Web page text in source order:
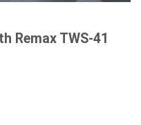
Remax TWS-41